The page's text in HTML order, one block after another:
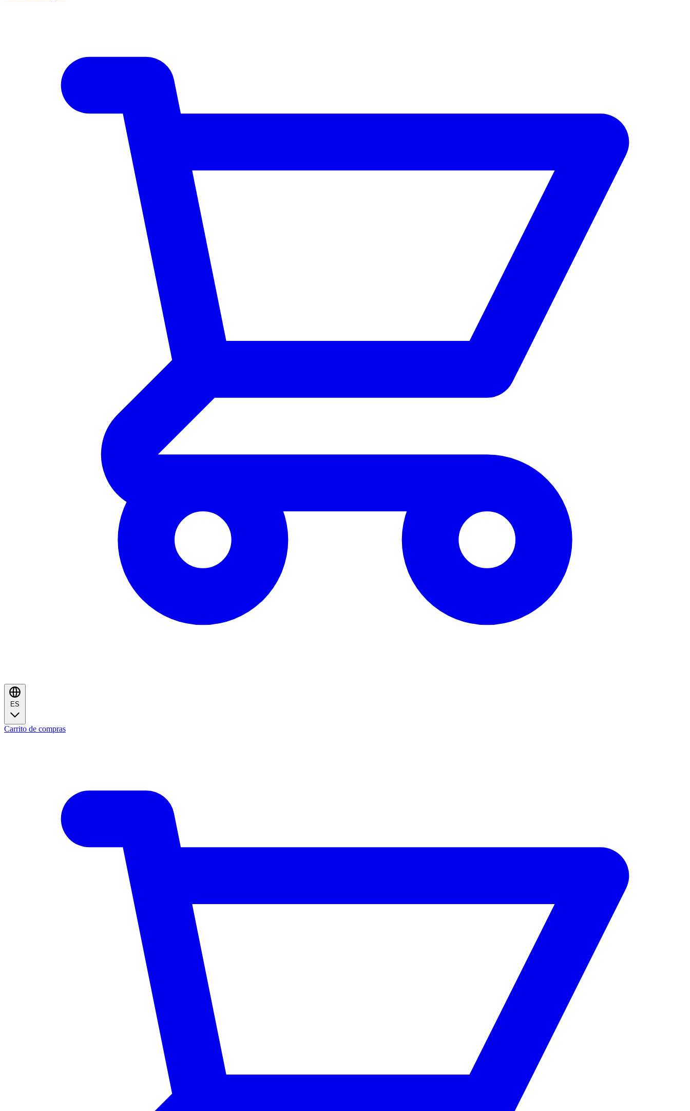
ES
Carrito de compras